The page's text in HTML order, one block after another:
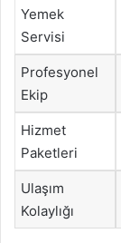
Yemek
Servisi
Profesyonel
Ekip
Hizmet
Paketleri
Ulaşım
Kolaylığı